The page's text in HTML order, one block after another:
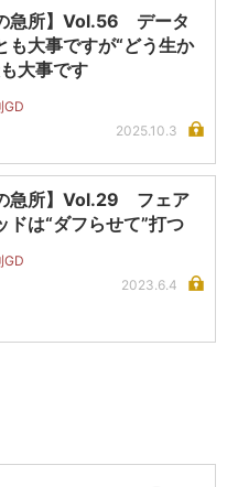
急所】Vol.56 データ
も大事ですが“どう生か
大事です
GD
2025.10.3
の急所】Vol.29 フェア
ドは“ダフらせて”打つ
GD
2023.6.4